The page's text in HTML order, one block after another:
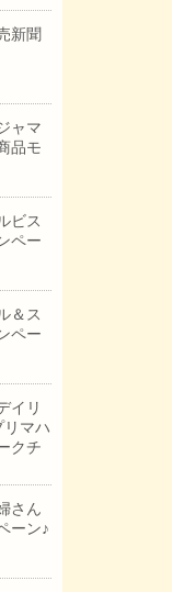
新聞
ャマ
品モ
ビス
ペー
＆ス
ペー
イリ
リマハ
クチ
さん
ーン♪